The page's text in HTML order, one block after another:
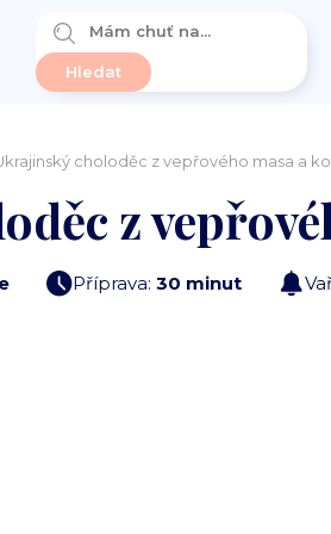
choloděc z vepřového masa a
z
Příprava: 30 minut